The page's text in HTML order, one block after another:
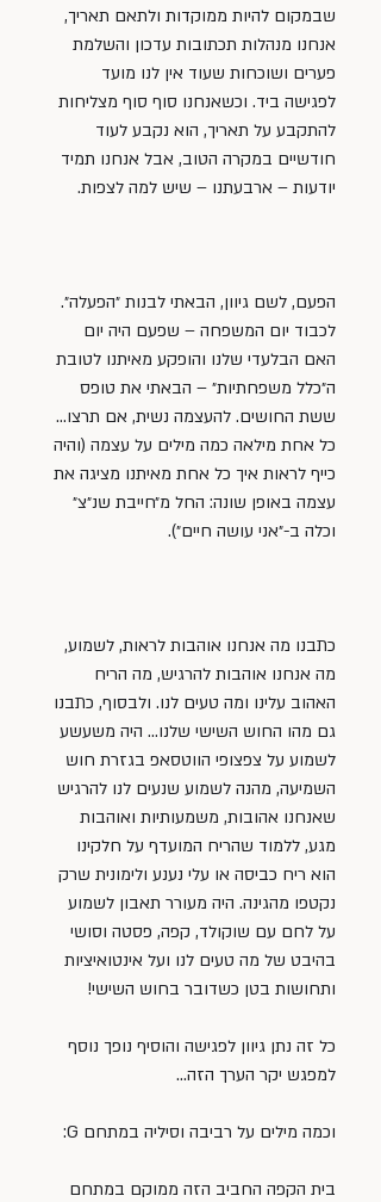
שבמקום להיות ממוקדות ולתאם תאריך,
אנחנו מנהלות תכתובות עדכון והשלמת
פערים ושוכחות שעוד אין לנו מועד
לפגישה ביד. וכשאנחנו סוף סוף מצליחות
להתקבע על תאריך, הוא נקבע לעוד
חודשיים במקרה הטוב, אבל אנחנו תמיד
יודעות – ארבעתנו – שיש למה לצפות.
הפעם, לשם גיוון, הבאתי לבנות ״הפעלה״.
לכבוד יום המשפחה – שפעם היה יום
האם הבלעדי שלנו והופקע מאיתנו לטובת
ה״כלל משפחתיות״ – הבאתי את טופס
ששת החושים. להעצמה נשית, אם תרצו…
כל אחת מילאה כמה מילים על עצמה (והיה
כייף לראות איך כל אחת מאיתנו מציגה את
עצמה באופן שונה: החל מ״חייבת שנ״צ״
וכלה ב-״אני עושה חיים״).
כתבנו מה אנחנו אוהבות לראות, לשמוע,
מה אנחנו אוהבות להרגיש, מה הריח
האהוב עלינו ומה טעים לנו. ולבסוף, כתבנו
גם מהו החוש השישי שלנו… היה משעשע
לשמוע על צפצופי הווטסאפ בגזרת חוש
השמיעה, מהנה לשמוע שנעים לנו להרגיש
שאנחנו אהובות, משמעותיות ואוהבות
מגע, ללמוד שהריח המועדף על חלקינו
הוא ריח כביסה או עלי נענע ולימונית שרק
נקטפו מהגינה. היה מעורר תאבון לשמוע
על לחם עם שוקולד, קפה, פסטה וסושי
בהיבט של מה טעים לנו ועל אינטואיציות
ותחושות בטן כשדובר בחוש השישי!
כל זה נתן גיוון לפגישה והוסיף נופך נוסף
למפגש יקר הערך הזה…
וכמה מילים על רביבה וסיליה במתחם G:
בית הקפה החביב הזה ממוקם במתחם